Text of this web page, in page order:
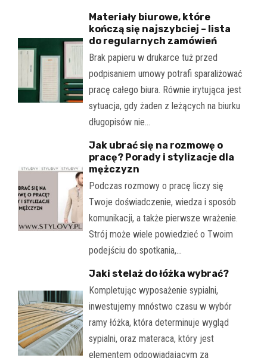
Materiały biurowe, które
kończą się najszybciej – lista
do regularnych zamówień
Brak papieru w drukarce tuż przed
podpisaniem umowy potrafi sparaliżować
pracę całego biura. Równie irytująca jest
sytuacja, gdy żaden z leżących na biurku
długopisów nie…
Jak ubrać się na rozmowę o
pracę? Porady i stylizacje dla
mężczyzn
Podczas rozmowy o pracę liczy się
Twoje doświadczenie, wiedza i sposób
komunikacji, a także pierwsze wrażenie.
Strój może wiele powiedzieć o Twoim
podejściu do spotkania,…
Jaki stelaż do łóżka wybrać?
Kompletując wyposażenie sypialni,
inwestujemy mnóstwo czasu w wybór
ramy łóżka, która determinuje wygląd
sypialni, oraz materaca, który jest
elementem odpowiadającym za